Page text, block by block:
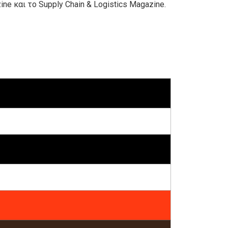
και το Supply Chain & Logistics Magazine.